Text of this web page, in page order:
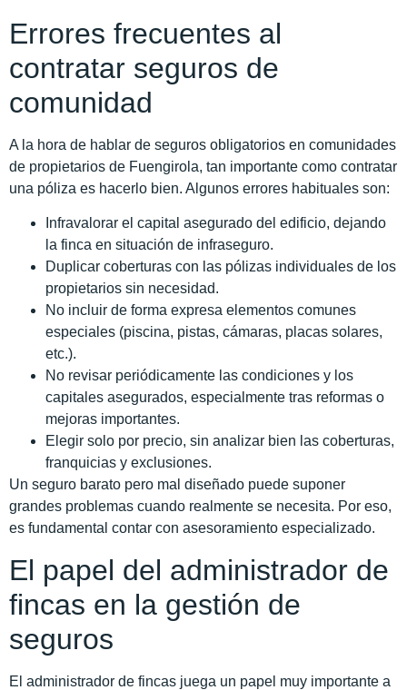
Errores frecuentes al
contratar seguros de
comunidad
A la hora de hablar de seguros obligatorios en comunidades
de propietarios de Fuengirola, tan importante como contratar
una póliza es hacerlo bien. Algunos errores habituales son:
Infravalorar el capital asegurado del edificio, dejando
la finca en situación de infraseguro.
Duplicar coberturas con las pólizas individuales de los
propietarios sin necesidad.
No incluir de forma expresa elementos comunes
especiales (piscina, pistas, cámaras, placas solares,
etc.).
No revisar periódicamente las condiciones y los
capitales asegurados, especialmente tras reformas o
mejoras importantes.
Elegir solo por precio, sin analizar bien las coberturas,
franquicias y exclusiones.
Un seguro barato pero mal diseñado puede suponer
grandes problemas cuando realmente se necesita. Por eso,
es fundamental contar con asesoramiento especializado.
El papel del administrador de
fincas en la gestión de
seguros
El administrador de fincas juega un papel muy importante a